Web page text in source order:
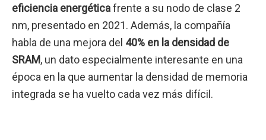
eficiencia energéticafrente a su nodo de clase 2
nm, presentado en 2021. Además, la compañía
habla de una mejora del 40% en la densidad de
SRAM, un dato especialmente interesante en una
época en la que aumentar la densidad de memoria
integrada se ha vuelto cada vez más difícil.